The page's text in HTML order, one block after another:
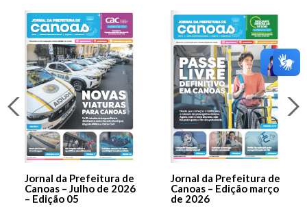
Jornal da Prefeitura de
Canoas – Julho de 2026
– Edição 05
Jornal da Prefeitura de
Canoas – Edição março
de 2026